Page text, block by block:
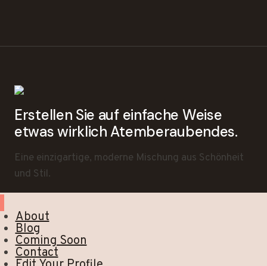
Erstellen Sie auf einfache Weise
etwas wirklich Atemberaubendes.
Eine einzigartige, moderne Mischung aus Schönheit
und Stil.
About
Blog
Coming Soon
Contact